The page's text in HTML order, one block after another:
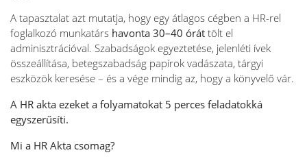
A tapasztalat azt mutatja, hogy egy átlagos cégben a HR-rel
foglalkozó munkatárs havonta 30–40 órát tölt el
adminisztrációval. Szabadságok egyeztetése, jelenléti ívek
összeállítása, betegszabadság papírok vadászata, tárgyi
eszközök keresése – és a vége mindig az, hogy a könyvelő vár.
A HR akta ezeket a folyamatokat 5 perces feladatokká
egyszerűsíti.
Mi a HR Akta csomag?